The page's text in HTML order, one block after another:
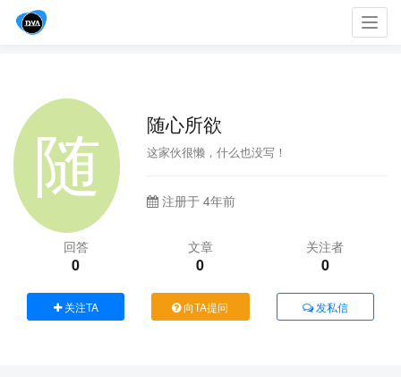
随心所欲
这家伙很懒，什么也没写！
注册于 4年前
回答
0
文章
0
关注者
0
关注TA 向TA提问 发私信